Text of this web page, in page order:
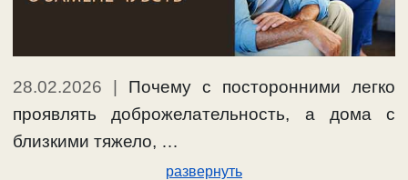
28.02.2026 | Почему с посторонними легко
проявлять доброжелательность, а дома с
близкими тяжело, …
развернуть